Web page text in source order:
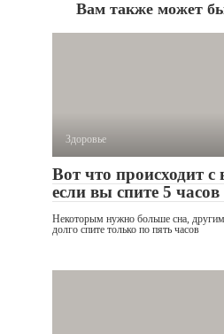
Вам также может
Здоровье
Вот что происходит
если вы спите 5 часов
Некоторым нужно больше сна,
долго спите только по пять часов